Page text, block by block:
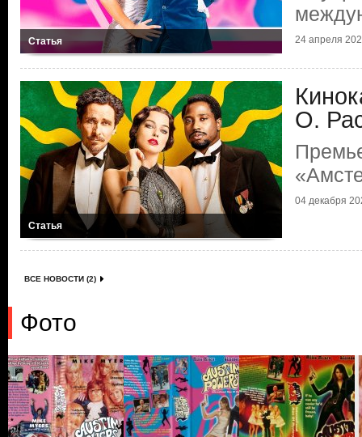
Статья 24 апреля
Статья
О.
04 декабря
ВСЕ НОВОСТИ (2)
Фото